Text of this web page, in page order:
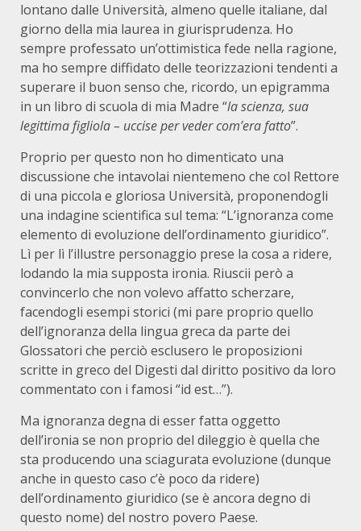
lontano dalle Università, almeno quelle italiane, dal
giorno della mia laurea in giurisprudenza. Ho
sempre professato un’ottimistica fede nella ragione,
ma ho sempre diffidato delle teorizzazioni tendenti a
superare il buon senso che, ricordo, un epigramma
in un libro di scuola di mia Madre “la scienza, sua
legittima figliola – uccise per veder com’era fatto”.
Proprio per questo non ho dimenticato una
discussione che intavolai nientemeno che col Rettore
di una piccola e gloriosa Università, proponendogli
una indagine scientifica sul tema: “L’ignoranza come
elemento di evoluzione dell’ordinamento giuridico”.
Lì per lì l’illustre personaggio prese la cosa a ridere,
lodando la mia supposta ironia. Riuscii però a
convincerlo che non volevo affatto scherzare,
facendogli esempi storici (mi pare proprio quello
dell’ignoranza della lingua greca da parte dei
Glossatori che perciò esclusero le proposizioni
scritte in greco del Digesti dal diritto positivo da loro
commentato con i famosi “id est…”).
Ma ignoranza degna di esser fatta oggetto
dell’ironia se non proprio del dileggio è quella che
sta producendo una sciagurata evoluzione (dunque
anche in questo caso c’è poco da ridere)
dell’ordinamento giuridico (se è ancora degno di
questo nome) del nostro povero Paese.